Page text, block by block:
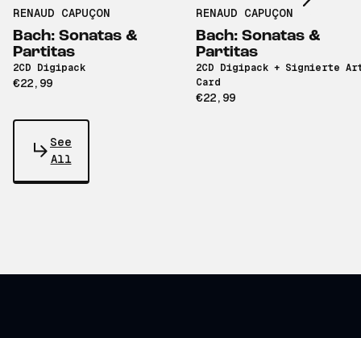
RENAUD CAPUÇON
Bach: Sonatas &
Partitas
2CD Digipack
€22,99
RENAUD CAPUÇON
Bach: Sonatas &
Partitas
2CD Digipack + Signierte
Card
€22,99
See
All